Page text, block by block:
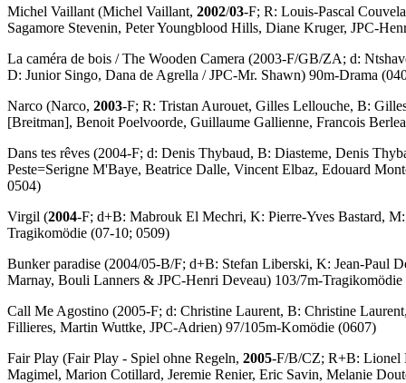
Michel Vaillant (Michel Vaillant, 2002/03-F; R: Louis-Pascal
Sagamore Stevenin, Peter Youngblood Hills, Diane Kruger, JPC-
La caméra de bois /The Wooden Camera (2003-F/GB/ZA; d:
D: Junior Singo, Dana de Agrella / JPC-Mr. Shawn) 90m-Drama
Narco (Narco, 2003-F; R: Tristan Aurouet, Gilles Lellouche, B:
[Breitman], Benoit Poelvoorde, Guillaume Gallienne, Francois
Dans tes rêves (2004-F; d: Denis Thybaud, B: Diasteme, Denis
Peste=Serigne M'Baye, Beatrice Dalle, Vincent Elbaz, Edouard
0504)
Virgil (2004-F; d+B: Mabrouk El Mechri, K: Pierre-Yves Bastard,
Tragikomödie (07-10; 0509)
Bunker paradise (2004/05-B/F; d+B: Stefan Liberski, K: Jean-Paul
Marnay, Bouli Lanners & JPC-Henri Deveau) 103/7m-Tragikomödie
Call Me Agostino (2005-F; d: Christine Laurent, B: Christine
Fillieres, Martin Wuttke, JPC-Adrien) 97/105m-Komödie (0607)
Fair Play (Fair Play - Spiel ohne Regeln, 2005-F/B/CZ; R+B: Lionel
Magimel, Marion Cotillard, Jeremie Renier, Eric Savin, Melanie